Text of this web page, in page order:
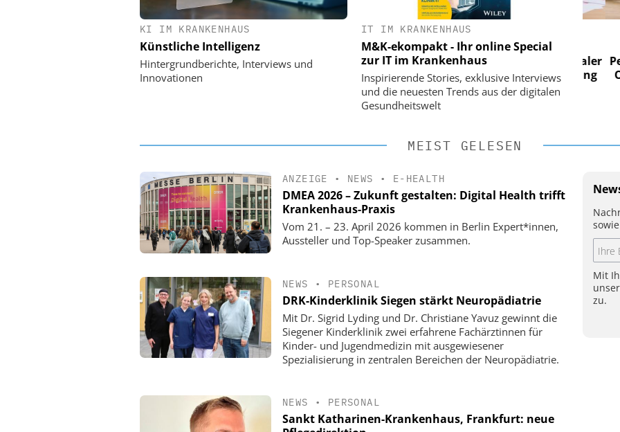
KI IM KRANKENHAUS
Künstliche Intelligenz
Hintergrundberichte, Interviews und
Innovationen
IT IM KRANKENHAUS
M&K-ekompakt - Ihr online Special
zur IT im Krankenhaus
Inspirierende Stories, exklusive Interviews
und die neuesten Trends aus der digitalen
Gesundheitswelt
EASY SOFTWARE AG
Digitalisierung im
Personalmanagement: Von digitaler
Ordnung zur KI-fähigen Steuerung
EASY SOFTWARE AG
Digitalisierung im
Personalmanagement: Von digitaler
Ordnung zur KI-fähigen Steuerung
MEIST GELESEN
ANZEIGE • NEWS • E-HEALTH
DMEA 2026 – Zukunft gestalten: Digital Health trifft
Krankenhaus-Praxis
Vom 21. – 23. April 2026 kommen in Berlin Expert*innen,
Aussteller und Top-Speaker zusammen.
NEWS • PERSONAL
DRK-Kinderklinik Siegen stärkt Neuropädiatrie
Mit Dr. Sigrid Lyding und Dr. Christiane Yavuz gewinnt die
Siegener Kinderklinik zwei erfahrene Fachärztinnen für
Kinder- und Jugendmedizin mit ausgewiesener
Spezialisierung in zentralen Bereichen der Neuropädiatrie.
NEWS • PERSONAL
Sankt Katharinen-Krankenhaus, Frankfurt: neue
Mit
zu.